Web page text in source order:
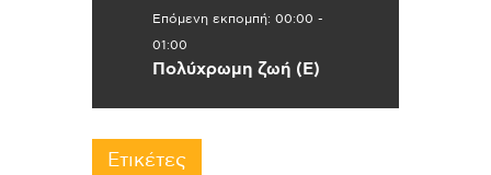
Επόμενη εκπομπή: 00:00 -
01:00
Πολύχρωμη ζωή (Ε)
Ετικέτες